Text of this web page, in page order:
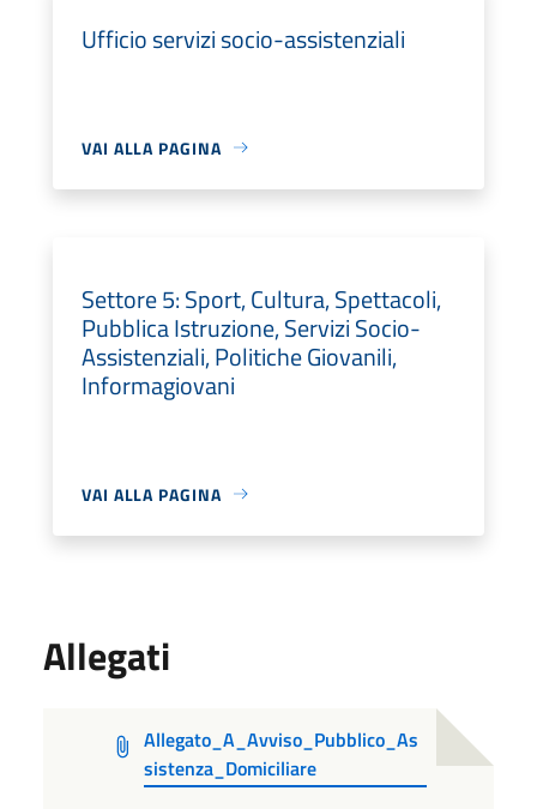
Ufficio servizi socio-assistenziali
VAI ALLA PAGINA
Settore 5: Sport, Cultura, Spettacoli,
Pubblica Istruzione, Servizi Socio-
Assistenziali, Politiche Giovanili,
Informagiovani
VAI ALLA PAGINA
Allegati
Allegato_A_Avviso_Pubblico_As
sistenza_Domiciliare